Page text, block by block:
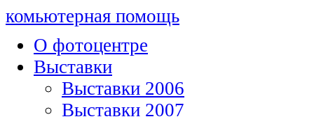
комьютерная помощь
О фотоцентре
Выставки
Выставки 2006
Выставки 2007